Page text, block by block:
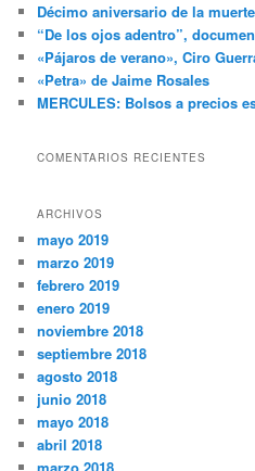
r
Décimo aniversario de la
“De los ojos adentro”,
«Pájaros de verano», Ciro
«Petra» de Jaime Rosales
MERCULES: Bolsos a precios
COMENTARIOS RECIENTES
ARCHIVOS
mayo 2019
marzo 2019
febrero 2019
enero 2019
noviembre 2018
septiembre 2018
agosto 2018
junio 2018
mayo 2018
abril 2018